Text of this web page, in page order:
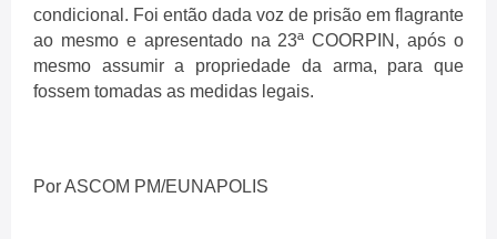
condicional. Foi então dada voz de prisão em flagrante
ao mesmo e apresentado na 23ª COORPIN, após o
mesmo assumir a propriedade da arma, para que
fossem tomadas as medidas legais.
Por ASCOM PM/EUNAPOLIS